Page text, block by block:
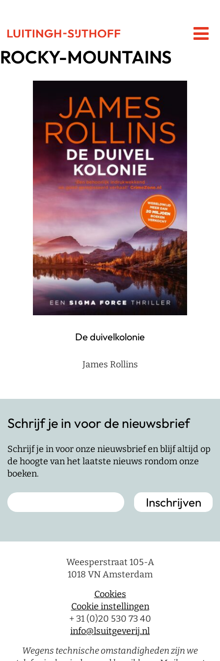
ROCKY-MOUNTAINS
De duivelkolonie
James Rollins
Schrijf je in voor de nieuwsbrief
Schrijf je in voor onze nieuwsbrief en blijf altijd op
de hoogte van het laatste nieuws rondom onze
boeken.
Weesperstraat 105-A
1018 VN Amsterdam
Cookies
Cookie instellingen
+ 31 (0)20 530 73 40
info@lsuitgeverij.nl
Wegens technische omstandigheden zijn we